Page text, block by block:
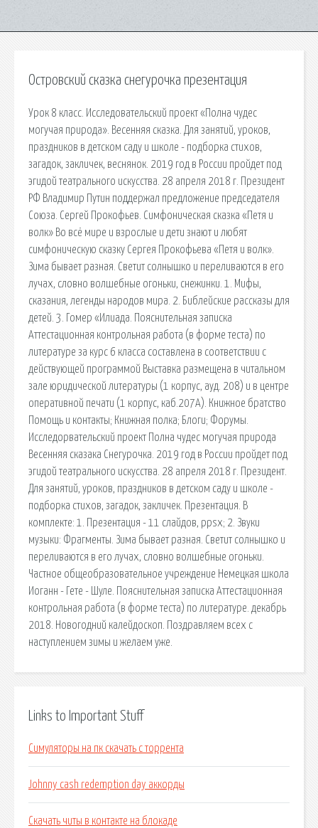
Островский сказка снегурочка презентация
Урок 8 класс. Исследовательский проект «Полна чудес
могучая природа». Весенняя сказка. Для занятий, уроков,
праздников в детском саду и школе - подборка стихов,
загадок, закличек, веснянок. 2019 год в России пройдет под
эгидой театрального искусства. 28 апреля 2018 г. Президент
РФ Владимир Путин поддержал предложение председателя
Союза. Сергей Прокофьев. Симфоническая сказка «Петя и
волк» Во всё мире и взрослые и дети знают и любят
симфоническую сказку Сергея Прокофьева «Петя и волк».
Зима бывает разная. Светит солнышко и переливаются в его
лучах, словно волшебные огоньки, снежинки. 1. Мифы,
сказания, легенды народов мира. 2. Библейские рассказы для
детей. 3. Гомер «Илиада. Пояснительная записка
Аттестационная контрольная работа (в форме теста) по
литературе за курс 6 класса составлена в соответствии с
действующей программой Выставка размещена в читальном
зале юридической литературы (1 корпус, ауд. 208) и в центре
оперативной печати (1 корпус, каб.207А). Книжное братство
Помощь и контакты; Книжная полка; Блоги; Форумы.
Исследорвательский проект Полна чудес могучая природа
Весенняя сказака Снегурочка. 2019 год в России пройдет под
эгидой театрального искусства. 28 апреля 2018 г. Президент.
Для занятий, уроков, праздников в детском саду и школе -
подборка стихов, загадок, закличек. Презентация. В
комплекте: 1. Презентация - 11 слайдов, ppsx; 2. Звуки
музыки: Фрагменты. Зима бывает разная. Светит солнышко и
переливаются в его лучах, словно волшебные огоньки.
Частное общеобразовательное учреждение Немецкая школа
Иоганн - Гете - Шуле. Пояснительная записка Аттестационная
контрольная работа (в форме теста) по литературе. декабрь
2018. Новогодний калейдоскоп. Поздравляем всех с
наступлением зимы и желаем уже.
Links to Important Stuff
Симуляторы на пк скачать с торрента
Johnny cash redemption day аккорды
Скачать читы в контакте на блокаде